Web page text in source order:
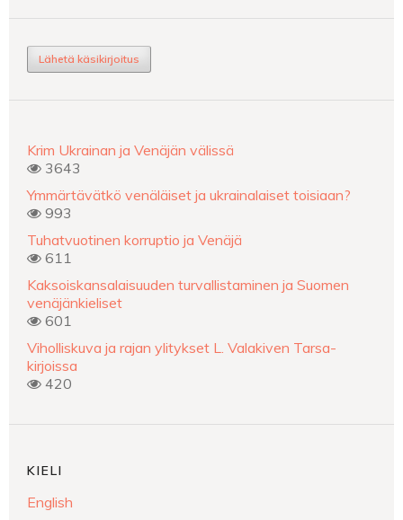
Lähetä käsikirjoitus
Krim Ukrainan ja Venäjän välissä
3643
Ymmärtävätkö venäläiset ja ukrainalaiset toisiaan?
993
Tuhatvuotinen korruptio ja Venäjä
611
Kaksoiskansalaisuuden turvallistaminen ja Suomen
venäjänkieliset
601
Viholliskuva ja rajan ylitykset L. Valakiven Tarsa-
kirjoissa
420
KIELI
English